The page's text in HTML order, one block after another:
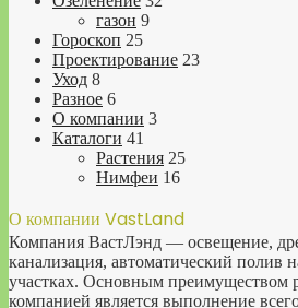
газон 9
Гороскоп 25
Проектирование 23
Уход 8
Разное 6
О компании 3
Каталоги 41
Растения 25
Нимфеи 16
О компании VastLand
Компания ВастЛэнд — освещение,
канализация, автоматический полив
участках. Основным преимуществом
компанией является выполнение